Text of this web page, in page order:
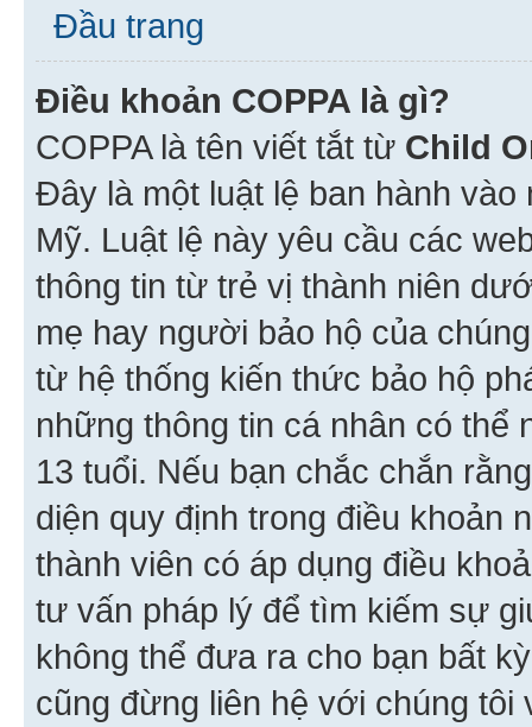
Đầu trang
Điều khoản COPPA là gì?
COPPA là tên viết tắt từ Child
Đây là một luật lệ ban hành
Mỹ. Luật lệ này yêu cầu các
thông tin từ trẻ vị thành niên
mẹ hay người bảo hộ của
từ hệ thống kiến thức bảo hộ
những thông tin cá nhân có thể
13 tuổi. Nếu bạn chắc chắn
diện quy định trong điều khoản
thành viên có áp dụng điều
tư vấn pháp lý để tìm kiếm sự
không thể đưa ra cho bạn bất
cũng đừng liên hệ với chúng